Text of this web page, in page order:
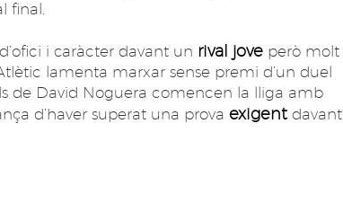
final.
i caràcter davant un rival jove però molt
lamenta marxar sense premi d’un duel
de David Noguera comencen la lliga amb
d’haver superat una prova exigent davant